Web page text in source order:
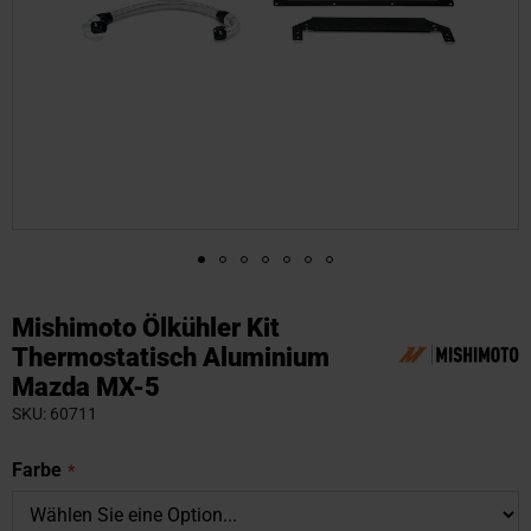
Mishimoto Ölkühler Kit
Thermostatisch Aluminium
Mazda MX-5
SKU 60711
Farbe
Anfang
der
Bildgalerie
springen